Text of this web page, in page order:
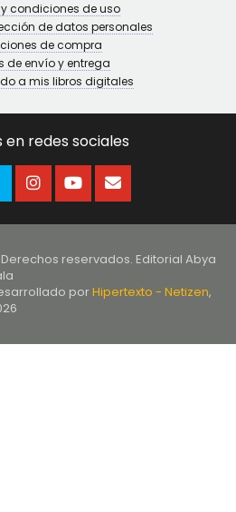
condiciones de uso
de datos personales
de compra
de envío y entrega
a mis libros digitales
en redes sociales
reservados. Editorial Abya
porHipertexto - Netizen,